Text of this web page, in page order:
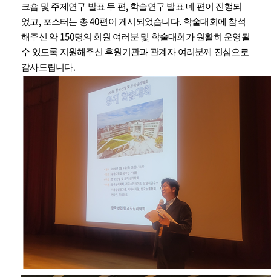
크숍 및 주제연구 발표 두 편, 학술연구 발표 네 편이 진행되
었고, 포스터는 총40편이 게시되었습니다. 학술대회에 참석
해주신 약 150명의 회원 여러분 및 학술대회가 원활히 운영될
수 있도록 지원해주신 후원기관과 관계자 여러분께 진심으로
감사드립니다.